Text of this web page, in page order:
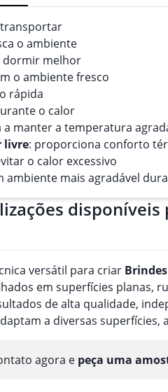
transportar
o ambiente
dormir melhor
o ambiente fresco
rápida
o calor
a manter a temperatura
livre: proporciona conforto
o calor excessivo
ambiente mais agradável
disponíveis
versátil para criar Brindes
em superfícies planas,
de alta qualidade,
a diversas superfícies, a
agora e peça uma